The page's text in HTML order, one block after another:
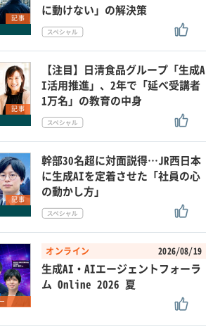
記事
に動けない」の解決策
記事
【注目】日清食品グループ「生成A
I活用推進」、2年で「延べ受講者
1万名」の教育の中身
記事
幹部30名超に対面説得…JR西日本
に生成AIを定着させた「社員の心
の動かし方」
オンライン 2026/08/19
生成AI・AIエージェントフォーラ
ム Online 2026 夏